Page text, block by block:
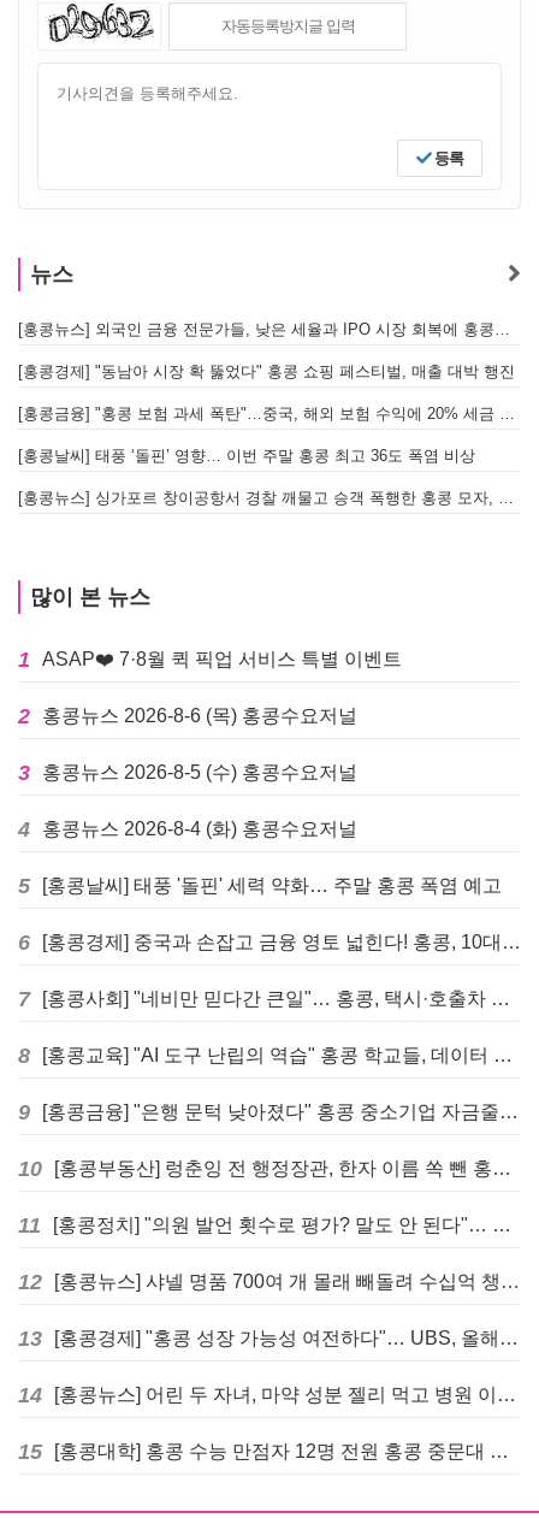
등록
뉴스
[홍콩경제] "동남아 시장 확 뚫었다" 홍콩 쇼핑 페스티벌, 매출 대박 행진
[홍콩날씨] 태풍 ‘돌핀’ 영향… 이번 주말 홍콩 최고 36도 폭염 비상
많이 본 뉴스
1 ASAP❤️ 7·8월 퀵 픽업 서비스 특별 이벤트
2 홍콩뉴스 2026-8-6 (목) 홍콩수요저널
3 홍콩뉴스 2026-8-5 (수) 홍콩수요저널
4 홍콩뉴스 2026-8-4 (화) 홍콩수요저널
5 [홍콩날씨] 태풍 '돌핀' 세력 약화… 주말 홍콩 폭염 예고
6 [홍콩경제] 중국과 손잡고 금융 영토 넓힌다! 홍콩, 10대 신규 정책 발표
7 [홍콩사회] "네비만 믿다간 큰일"… 홍콩, 택시·호출차 통합 시험 도입하며 규제 본격화
8 [홍콩교육] "AI 도구 난립의 역습" 홍콩 학교들, 데이터 고립에 교육 효과 평가 비상
9 [홍콩금융] "은행 문턱 낮아졌다" 홍콩 중소기업 자금줄 숨통 트이나… HKMA "2분기 신용 조건 안정적"
10 [홍콩부동산] 렁춘잉 전 행정장관, 한자 이름 쏙 뺀 홍콩 고급 아파트 단지들에 쓴소리
11 [홍콩정치] "의원 발언 횟수로 평가? 말도 안 된다"… 홍콩 입법회 의장의 일침
12 [홍콩뉴스] 샤넬 명품 700여 개 몰래 빼돌려 수십억 챙긴 직원 4년~7년형 선고
13 [홍콩경제] "홍콩 성장 가능성 여전하다"… UBS, 올해 홍콩 GDP 성장률 전망치 4.5%로 대폭 상향
14 [홍콩뉴스] 어린 두 자녀, 마약 성분 젤리 먹고 병원 이송… 어머니와 친척 체포
15 [홍콩대학] 홍콩 수능 만점자 12명 전원 홍콩 중문대 의대 진학